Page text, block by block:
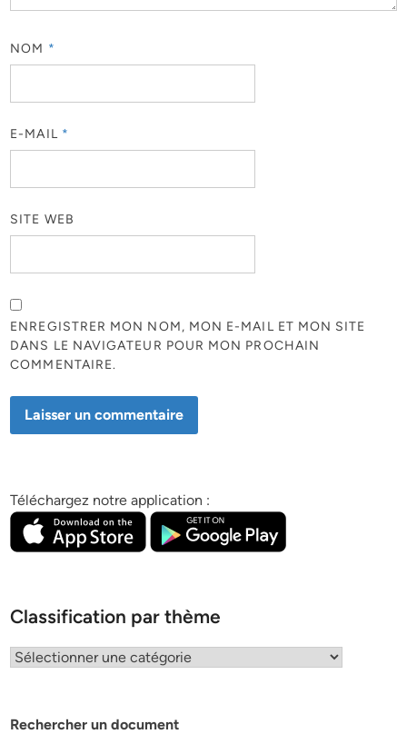
NOM *
E-MAIL *
SITE WEB
ENREGISTRER MON NOM, MON E-MAIL ET MON SITE
DANS LE NAVIGATEUR POUR MON PROCHAIN
COMMENTAIRE.
Téléchargez notre application :
Classification par thème
Classification
Rechercher un document